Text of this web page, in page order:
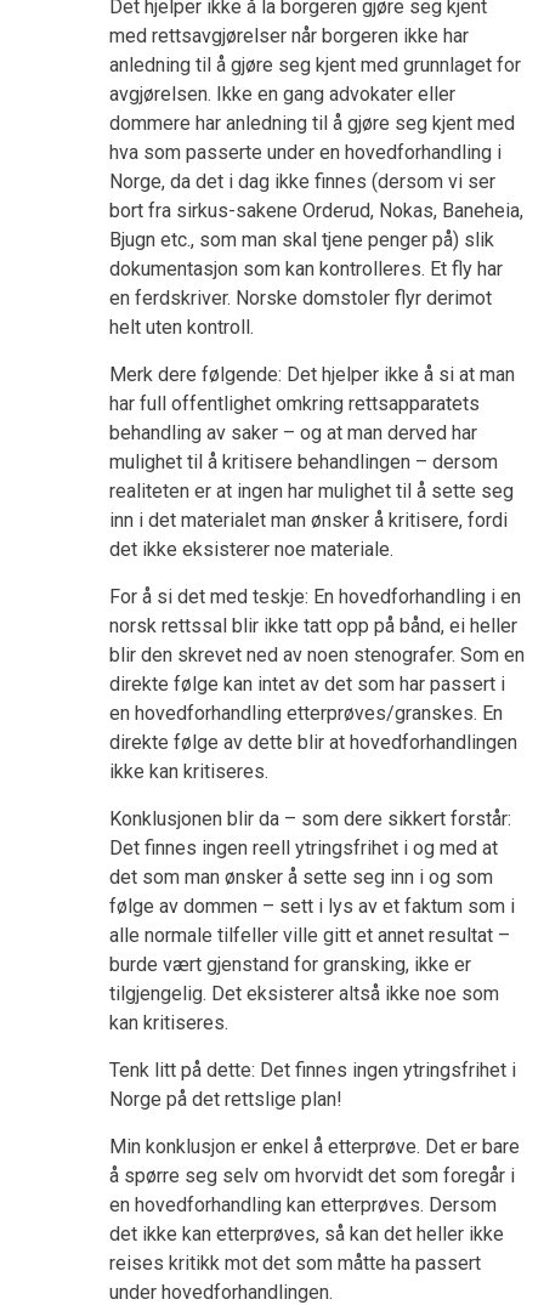
Det hjelper ikke å la borgeren gjøre seg kjent
med rettsavgjørelser når borgeren ikke har
anledning til å gjøre seg kjent med grunnlaget for
avgjørelsen. Ikke en gang advokater eller
dommere har anledning til å gjøre seg kjent med
hva som passerte under en hovedforhandling i
Norge, da det i dag ikke finnes (dersom vi ser
bort fra sirkus-sakene Orderud, Nokas, Baneheia,
Bjugn etc., som man skal tjene penger på) slik
dokumentasjon som kan kontrolleres. Et fly har
en ferdskriver. Norske domstoler flyr derimot
helt uten kontroll.
Merk dere følgende: Det hjelper ikke å si at man
har full offentlighet omkring rettsapparatets
behandling av saker – og at man derved har
mulighet til å kritisere behandlingen – dersom
realiteten er at ingen har mulighet til å sette seg
inn i det materialet man ønsker å kritisere, fordi
det ikke eksisterer noe materiale.
For å si det med teskje: En hovedforhandling i en
norsk rettssal blir ikke tatt opp på bånd, ei heller
blir den skrevet ned av noen stenografer. Som en
direkte følge kan intet av det som har passert i
en hovedforhandling etterprøves/granskes. En
direkte følge av dette blir at hovedforhandlingen
ikke kan kritiseres.
Konklusjonen blir da – som dere sikkert forstår:
Det finnes ingen reell ytringsfrihet i og med at
det som man ønsker å sette seg inn i og som
følge av dommen – sett i lys av et faktum som i
alle normale tilfeller ville gitt et annet resultat –
burde vært gjenstand for gransking, ikke er
tilgjengelig. Det eksisterer altså ikke noe som
kan kritiseres.
Tenk litt på dette: Det finnes ingen ytringsfrihet i
Norge på det rettslige plan!
Min konklusjon er enkel å etterprøve. Det er bare
å spørre seg selv om hvorvidt det som foregår i
en hovedforhandling kan etterprøves. Dersom
det ikke kan etterprøves, så kan det heller ikke
reises kritikk mot det som måtte ha passert
under hovedforhandlingen.